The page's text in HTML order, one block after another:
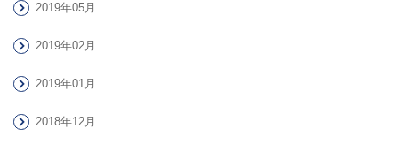
2019年05月
2019年02月
2019年01月
2018年12月